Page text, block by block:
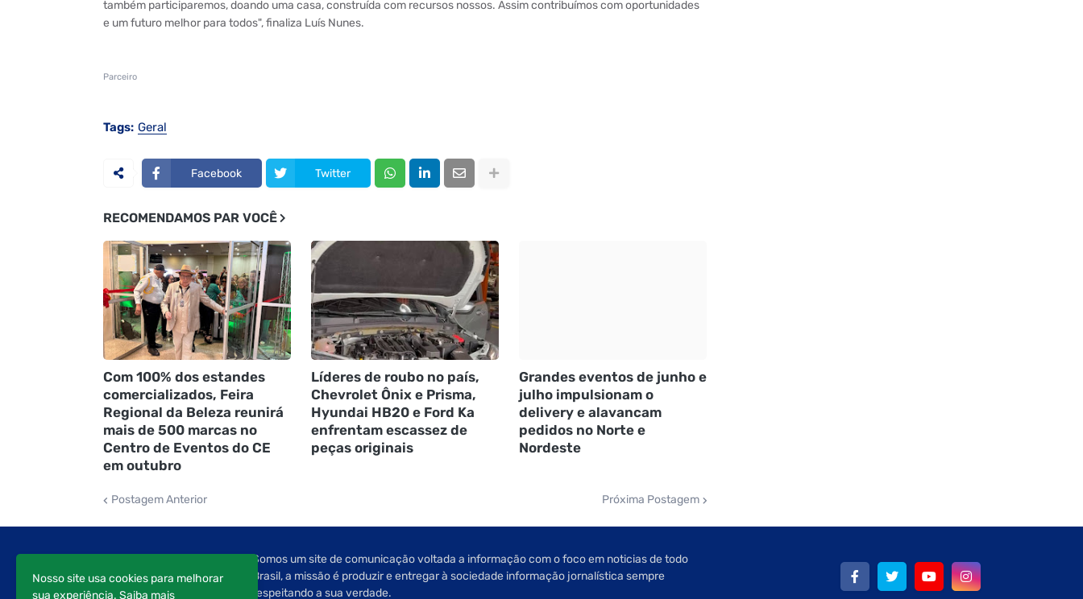
também participaremos, doando uma casa, construída com recursos nossos. Assim contribuímos com oportunidades
e um futuro melhor para todos", finaliza Luís Nunes.
Parceiro
Tags: Geral
Facebook Twitter
RECOMENDAMOS PAR VOCÊ
Com 100% dos estandes
comercializados, Feira
Regional da Beleza reunirá
mais de 500 marcas no
Centro de Eventos do CE
em outubro
Líderes de roubo no país,
Chevrolet Ônix e Prisma,
Hyundai HB20 e Ford Ka
enfrentam escassez de
peças originais
Grandes eventos de junho e
julho impulsionam o
delivery e alavancam
pedidos no Norte e
Nordeste
Postagem Anterior Próxima Postagem
Somos um site de comunicação voltada a informação com o foco em noticias de todo
Brasil, a missão é produzir e entregar à sociedade informação jornalística sempre
respeitando a sua verdade.
Nosso site usa cookies para melhorar
sua experiência. Saiba mais